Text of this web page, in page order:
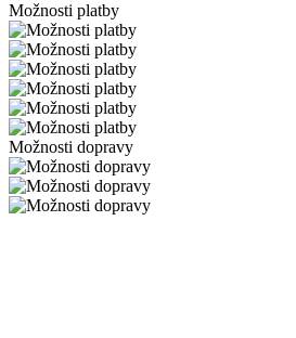
Možnosti platby
Možnosti dopravy